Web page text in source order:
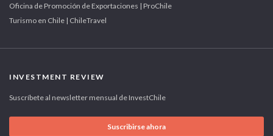
Oficina de Promoción de Exportaciones | ProChile
Turismo en Chile | ChileTravel
INVESTMENT REVIEW
Suscríbete al newsletter mensual de InvestChile
Suscribirse ahora